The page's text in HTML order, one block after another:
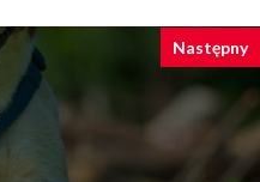
Następny